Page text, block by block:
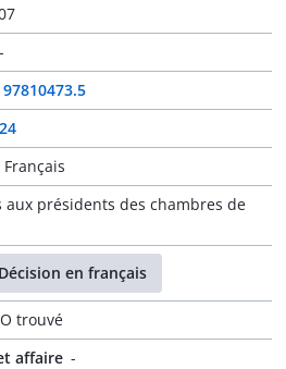
-
97810473.5
Français
aux présidents des chambres de
Décision en français
trouvé
affaire -